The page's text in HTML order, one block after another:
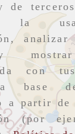
de
la
con
base
a partir de
(por